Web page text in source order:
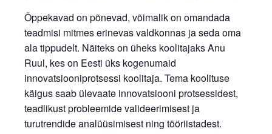
Õppekavad on põnevad, võimalik on omandada
teadmisi mitmes erinevas valdkonnas ja seda oma
ala tippudelt. Näiteks on üheks koolitajaks Anu
Ruul, kes on Eesti üks kogenumaid
innovatsiooniprotsessi koolitaja. Tema koolituse
käigus saab ülevaate innovatsiooni protsessidest,
teadlikust probleemide valideerimisest ja
turutrendide analüüsimisest ning tööriistadest.